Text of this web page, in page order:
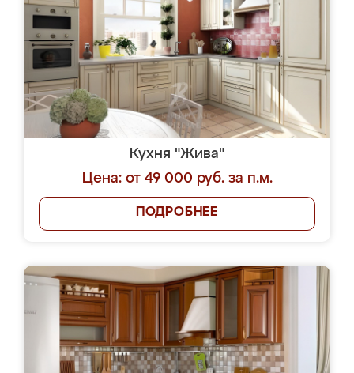
Кухня "Жива"
Цена: от 49 000 руб. за п.м.
ПОДРОБНЕЕ